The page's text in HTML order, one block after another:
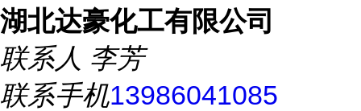
湖北达豪化工有限公司
联系人 李芳
联系手机13986041085